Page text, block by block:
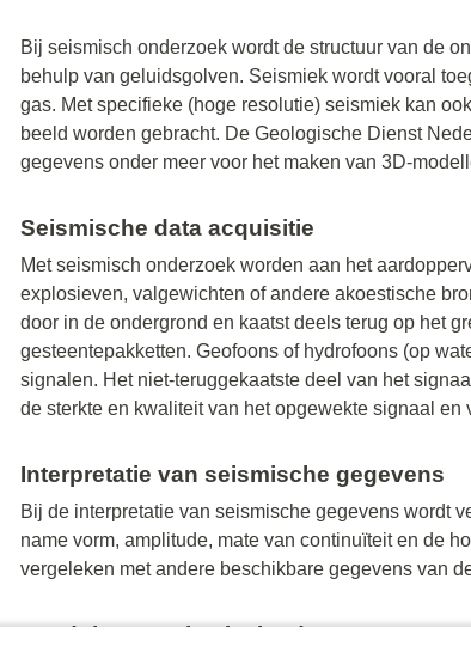
Bij seismisch onderzoek wordt de structuur van de
behulp van geluidsgolven. Seismiek wordt vooral
gas. Met specifieke (hoge resolutie) seismiek kan
beeld worden gebracht. De Geologische Dienst
gegevens onder meer voor het maken van 3D-
Seismische data acquisitie
Met seismisch onderzoek worden aan het
explosieven, valgewichten of andere akoestische
door in de ondergrond en kaatst deels terug op het
gesteentepakketten. Geofoons of hydrofoons (op
signalen. Het niet-teruggekaatste deel van het
de sterkte en kwaliteit van het opgewekte signaal
Interpretatie van seismische gegevens
Bij de interpretatie van seismische gegevens wordt
name vorm, amplitude, mate van continuïteit en de
vergeleken met andere beschikbare gegevens van
Raadplegen seismische data